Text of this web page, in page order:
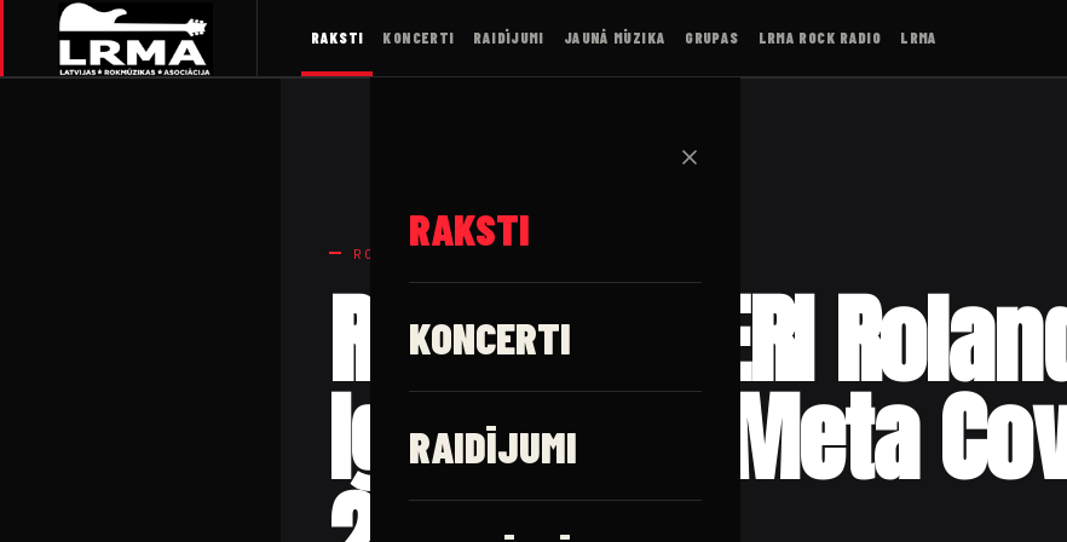
RAKSTI KONCERTI RAIDĪJUMI JAUNĀ MŪZIKA GRUPAS LRMA ROCK RADIO LRMA
✕
RAKSTI
KONCERTI
RAIDĪJUMI
ROKA NEMIERI
ROKA NEMIERI
Ignatjevs (Meta